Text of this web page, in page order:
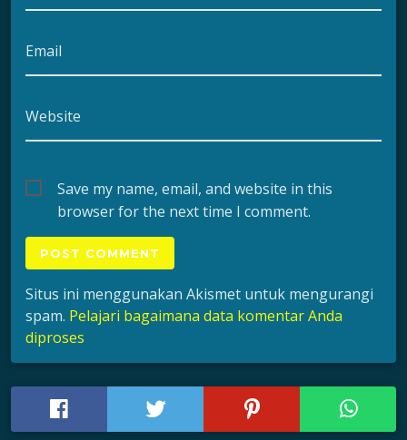
Email
Website
Save my name, email, and website in this
browser for the next time I comment.
Situs ini menggunakan Akismet untuk mengurangi
spam. Pelajari bagaimana data komentar Anda
diproses